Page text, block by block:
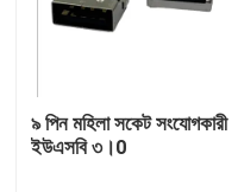
কারখানা ভ্রমণ
মান নিয়ন্ত্রণ
৯ পিন মহিলা সকেট সংযোগকারী
ইউএসবি ৩।0